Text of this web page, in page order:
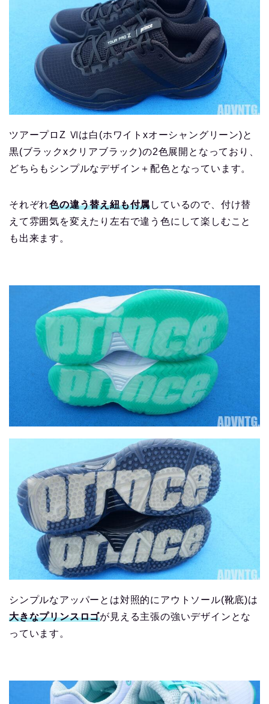
ツアープロZ Ⅵは白(ホワイトxオーシャングリーン)と
黒(ブラックxクリアブラック)の2色展開となっており、
どちらもシンプルなデザイン＋配色となっています。
それぞれ色の違う替え紐も付属しているので、付け替
えて雰囲気を変えたり左右で違う色にして楽しむこと
も出来ます。
シンプルなアッパーとは対照的にアウトソール(靴底)は
大きなプリンスロゴが見える主張の強いデザインとな
っています。